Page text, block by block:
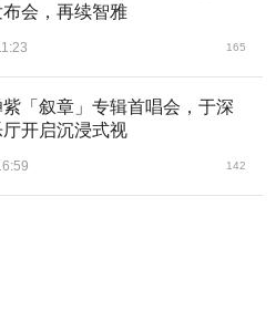
会，再续智雅
165
「叙章」专辑首唱会，于深
开启沉浸式视
142